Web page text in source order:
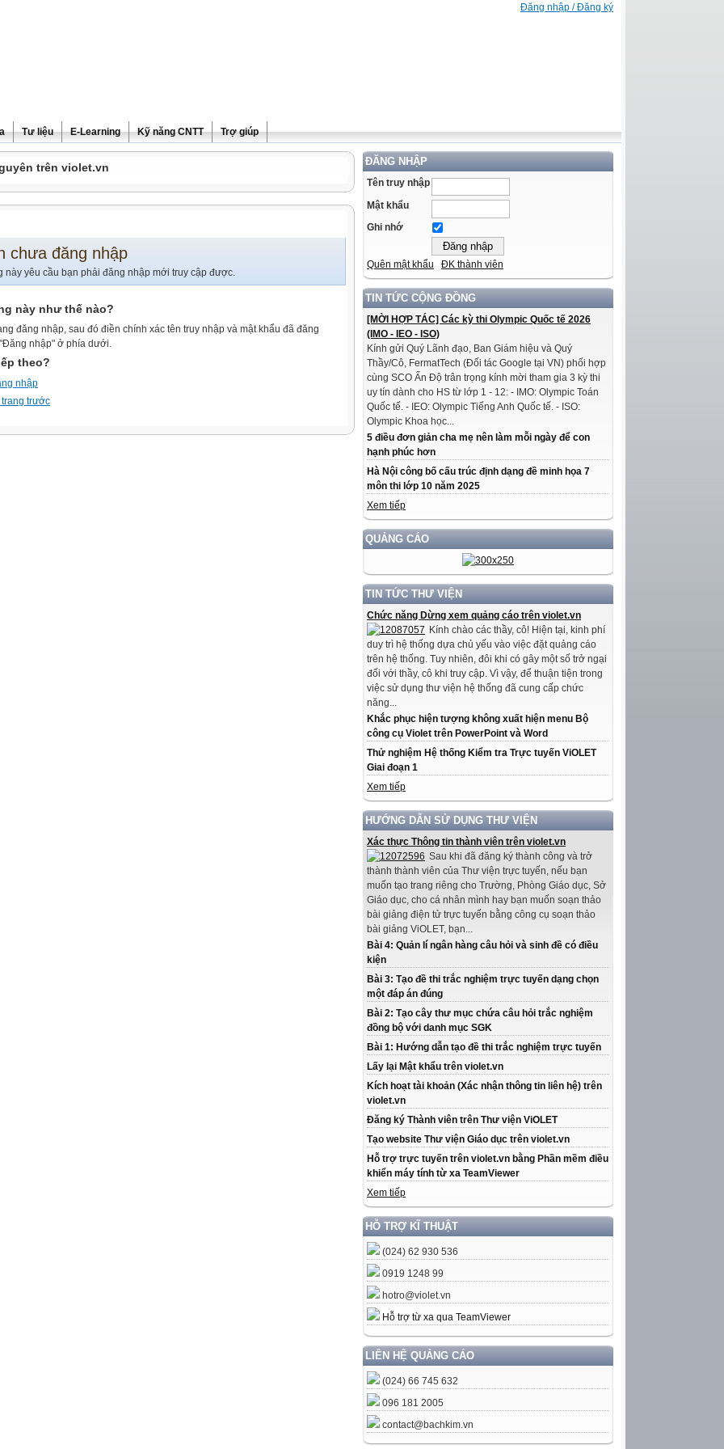
Đăng nhập / Đăng ký
Tư liệu E-Learning Kỹ năng CNTT Trợ giúp
ĐĂNG NHẬP
Tên truy nhập
Mật khẩu
Ghi nhớ
Quên mật khẩu ĐK thành viên
TIN TỨC CỘNG ĐỒNG
[MỜI HỢP TÁC] Các kỳ thi Olympic Quốc tế 2026
(IMO - IEO - ISO)
Kính gửi Quý Lãnh đạo, Ban Giám hiệu và Quý
Thầy/Cô, FermatTech (Đối tác Google tại VN) phối hợp
cùng SCO Ấn Độ trân trọng kính mời tham gia 3 kỳ thi
uy tín dành cho HS từ lớp 1 - 12: - IMO: Olympic Toán
Quốc tế. - IEO: Olympic Tiếng Anh Quốc tế. - ISO:
Olympic Khoa học...
5 điều đơn giản cha mẹ nên làm mỗi ngày để con
hạnh phúc hơn
Hà Nội công bố cấu trúc định dạng đề minh họa 7
môn thi lớp 10 năm 2025
Xem tiếp
QUẢNG CÁO
TIN TỨC THƯ VIỆN
Chức năng Dừng xem quảng cáo trên violet.vn
Kính chào các thầy, cô! Hiện tại, kinh phí
duy trì hệ thống dựa chủ yếu vào việc đặt quảng cáo
trên hệ thống. Tuy nhiên, đôi khi có gây một số trở ngại
đối với thầy, cô khi truy cập. Vì vậy, để thuận tiện trong
việc sử dụng thư viện hệ thống đã cung cấp chức
năng...
Khắc phục hiện tượng không xuất hiện menu Bộ
công cụ Violet trên PowerPoint và Word
Thử nghiệm Hệ thống Kiểm tra Trực tuyến ViOLET
Giai đoạn 1
Xem tiếp
HƯỚNG DẪN SỬ DỤNG THƯ VIỆN
Xác thực Thông tin thành viên trên violet.vn
Sau khi đã đăng ký thành công và trở
thành thành viên của Thư viện trực tuyến, nếu bạn
muốn tạo trang riêng cho Trường, Phòng Giáo dục, Sở
Giáo dục, cho cá nhân mình hay bạn muốn soạn thảo
bài giảng điện tử trực tuyến bằng công cụ soạn thảo
bài giảng ViOLET, bạn...
Bài 4: Quản lí ngân hàng câu hỏi và sinh đề có điều
kiện
Bài 3: Tạo đề thi trắc nghiệm trực tuyến dạng chọn
một đáp án đúng
Bài 2: Tạo cây thư mục chứa câu hỏi trắc nghiệm
đồng bộ với danh mục SGK
Bài 1: Hướng dẫn tạo đề thi trắc nghiệm trực tuyến
Lấy lại Mật khẩu trên violet.vn
Kích hoạt tài khoản (Xác nhận thông tin liên hệ) trên
violet.vn
Đăng ký Thành viên trên Thư viện ViOLET
Tạo website Thư viện Giáo dục trên violet.vn
Hỗ trợ trực tuyến trên violet.vn bằng Phần mềm điều
khiển máy tính từ xa TeamViewer
Xem tiếp
HỖ TRỢ KĨ THUẬT
(024) 62 930 536
0919 1248 99
hotro@violet.vn
Hỗ trợ từ xa qua TeamViewer
LIÊN HỆ QUẢNG CÁO
(024) 66 745 632
096 181 2005
contact@bachkim.vn
trên violet.vn
chưa đăng nhập
này yêu cầu bạn phải đăng nhập mới truy cập được.
này như thế nào?
đăng nhập, sau đó điền chính xác tên truy nhập và mật khẩu đã đăng
nhập" ở phía dưới.
theo?
nhập
trước